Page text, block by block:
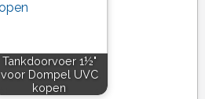
Tankdoorvoer 1½"
voor Dompel UVC
kopen